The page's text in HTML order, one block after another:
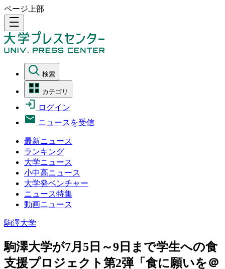
ページ上部
density_medium
検索
カテゴリ
ログイン
ニュースを受信
最新ニュース
ランキング
大学ニュース
小中高ニュース
大学発ベンチャー
ニュース特集
動画ニュース
駒澤大学
駒澤大学が7月5日～9日まで学生への食
支援プロジェクト第2弾「食に願いを＠